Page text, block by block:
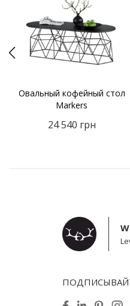
Овальный кофейный стол
Markers
24 540 грн